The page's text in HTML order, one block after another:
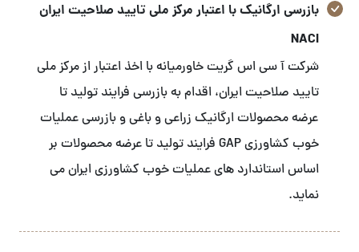
بازرسی ارگانیک با اعتبار مرکز ملی تایید صلاحیت ایران
NACI
شرکت آ سی اس گریت خاورمیانه با اخذ اعتبار از مرکز ملی
تایید صلاحیت ایران، اقدام به بازرسی فرایند تولید تا
عرضه محصولات ارگانیک زراعی و باغی و بازرسی عملیات
خوب کشاورزی GAP فرایند تولید تا عرضه محصولات بر
اساس استاندارد های عملیات خوب کشاورزی ایران می
نماید.